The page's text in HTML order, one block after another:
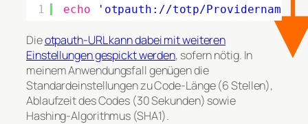
1
echo 'otpauth://totp/
Dieotpauth-URL kann dabei mit weiteren
Einstellungen gespickt werden, sofern nötig. In
meinem Anwendungsfall genügen die
Standardeinstellungen zu Code-Länge (6 Stellen),
Ablaufzeit des Codes (30 Sekunden) sowie
Hashing-Algorithmus (SHA1).